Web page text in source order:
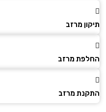
מרזב
מרזב
מרזב